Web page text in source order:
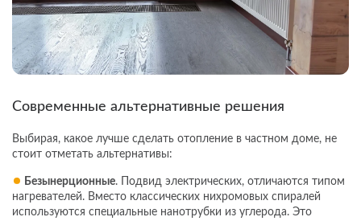
Современные альтернативные решения
Выбирая, какое лучше сделать отопление в частном доме, не
стоит отметать альтернативы:
Безынерционные. Подвид электрических, отличаются типом
нагревателей. Вместо классических нихромовых спиралей
используются специальные нанотрубки из углерода. Это